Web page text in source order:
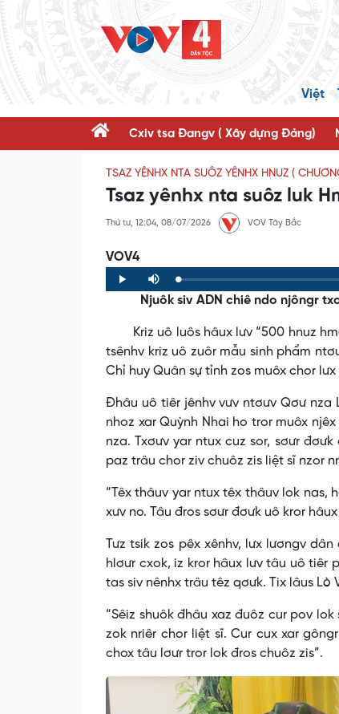
Việt
Cxiv tsa Đangv ( Xây dựng Đảng)
TSAZ YÊNHX NTA SUÔZ YÊNHX HNUZ (
Tsaz yênhx nta suôz luk
Thứ tư, 12:04, 08/07/2026 VOV Tây Bắc
VOV4
Play Mute Loaded:
0%
Progress:
0%
Njuôk siv ADN chiê ndo njôngr
Kriz uô luôs hâux lưv “500 hnuz
tsênhv kriz uô zuôr mẫu sinh phẩm
Chỉ huy Quân sự tỉnh zos muôx chor
Đhâu uô tiêr jênhv vưv ntơưv Qơư nza
nhoz xar Quỳnh Nhai ho tror muôx
nza. Txơưv yar ntux cuz sor, sơưr
paz trâu chor ziv chuôz zis liệt sĩ nzor
“Têx thâuv yar ntux têx thâuv lok nas,
xưv no. Tâu đros sơưr đơưk uô kror
Tưz tsik zos pêx xênhv, lưx lươngv
hlơưr cxok, iz kror hâux lưv tâu uô tiêr
tas siv nênhx trâu têz qơưk. Tix lâus Lò
“Sêiz shuôk đhâu xaz đuôz cur pov
zok nriêr chor liệt sĩ. Cur cux xar
chox tâu lơưr tror lok đros chuôz zis”.